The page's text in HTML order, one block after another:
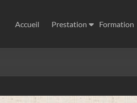
Accueil Prestation Formation